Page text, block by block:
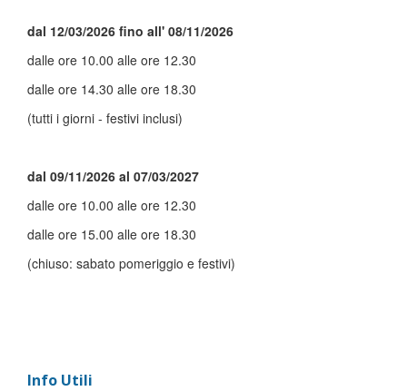
dal 12/03/2026 fino all' 08/11/2026
dalle ore 10.00 alle ore 12.30
dalle ore 14.30 alle ore 18.30
(tutti i giorni - festivi inclusi)
dal 09/11/2026 al 07/03/2027
dalle ore 10.00 alle ore 12.30
dalle ore 15.00 alle ore 18.30
(chiuso: sabato pomeriggio e festivi)
Info Utili